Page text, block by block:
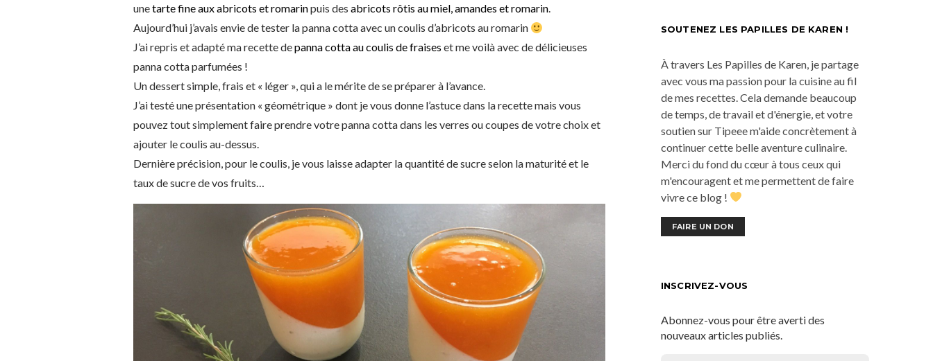
unetarte fine aux abricots et romarinpuis des abricots rôtis au miel, amandes et romarin.
Aujourd’hui j’avais envie de tester la panna cotta avec un coulis d’abricots au romarin
J’ai repris et adapté ma recette depanna cotta au coulis de fraises et me voilà avec de délicieuses
panna cotta parfumées !
Un dessert simple, frais et « léger », qui a le mérite de se préparer à l’avance.
J’ai testé une présentation « géométrique » dont je vous donne l’astuce dans la recette mais vous
pouvez tout simplement faire prendre votre panna cotta dans les verres ou coupes de votre choix et
ajouter le coulis au-dessus.
Dernière précision, pour le coulis, je vous laisse adapter la quantité de sucre selon la maturité et le
taux de sucre de vos fruits…
SOUTENEZ LES PAPILLES DE KAREN !
À travers Les Papilles de Karen, je partage
avec vous ma passion pour la cuisine au fil
de mes recettes. Cela demande beaucoup
de temps, de travail et d'énergie, et votre
soutien sur Tipeee m'aide concrètement à
continuer cette belle aventure culinaire.
Merci du fond du cœur à tous ceux qui
m'encouragent et me permettent de faire
vivre ce blog !
FAIRE UN DON
INSCRIVEZ-VOUS
Abonnez-vous pour être averti des
nouveaux articles publiés.